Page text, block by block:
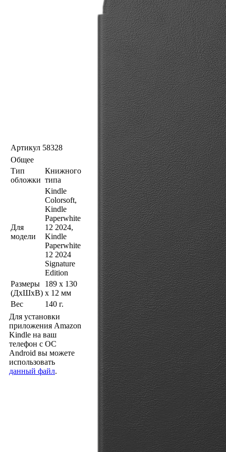
Артикул 58328
Общее
Тип
обложки
Книжного
типа
Для
модели
Kindle
Colorsoft,
Kindle
Paperwhite
12 2024,
Kindle
Paperwhite
12 2024
Signature
Edition
Размеры
(ДхШхВ)
189 x 130
x 12 мм
Вес
140 г.
Для установки
приложения Amazon
Kindle на ваш
телефон с ОС
Android вы можете
использовать
данный файл.